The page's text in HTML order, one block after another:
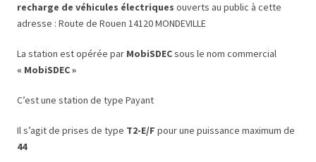
recharge de véhicules électriques ouverts au public à cette
adresse : Route de Rouen 14120 MONDEVILLE
La station est opérée par MobiSDECsous le nom commercial
« MobiSDEC »
C’est une station de type Payant
Il s’agit de prises de type T2-E/F pour une puissance maximum de
44